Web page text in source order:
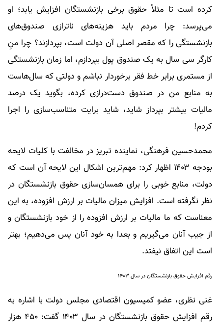
کرده است تا مثلاً حقوق برخی بازنشستگان افزایش یابد؛ او
می‌پرسد: چرا مردم باید هزینه‌های ناترازی صندوق‌های
بازنشستگی را که مقصر اصلی آن دولت است، بپردازند؟ چرا منِ
کارگر سی سال به یک صندوق پول بپردازم، اما زمان بازنشستگی
از مستمری برابر خط فقر برخوردار نباشم و دولتی که سال‌هاست
به منابع من در صندوق دست‌درازی کرده، بگوید یک درصد
مالیات بیشتر بپرداز شاید، شاید برایت متناسب‌سازی را اجرا
کردم!
محمدحسین فرهنگی، نماینده تبریز در مخالفت با کلیات لایحه
بودجه ۱۴۰۳ اظهار کرد: مهم‌ترین اشکال این لایحه آن است که
دولت، منابع خوبی را برای همسان‌سازی حقوق بازنشستگان در
نظر نگرفته است. افزایش میزان مالیات بر ارزش افزوده، به این
معناست که ما مالیات بر ارزش افزوده را از خود بازنشستگان و
از جیب آنان می‌گیریم و بعدا به خود آنان پس می‌دهیم؛ بهتر
است این اتفاق نیفتد.
رقم افزایش حقوق بازنشستگان در سال ۱۴۰۳
غنی نظری، عضو کمیسیون اقتصادی مجلس دولت با اشاره به
رقم افزایش حقوق بازنشستگان در سال ۱۴۰۳ گفت: ۴۵۰ هزار